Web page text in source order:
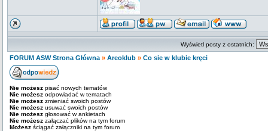
Wyświetl posty z ostatnich:
FORUM ASW Strona Główna » Areoklub » Co sie w klubie kręci
Nie możesz pisać nowych tematów
Nie możesz odpowiadać w tematach
Nie możesz zmieniać swoich postów
Nie możesz usuwać swoich postów
Nie możesz głosować w ankietach
Nie możesz załączać plików na tym forum
Możesz ściągać załączniki na tym forum